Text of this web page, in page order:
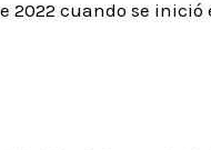
2022 cuando se